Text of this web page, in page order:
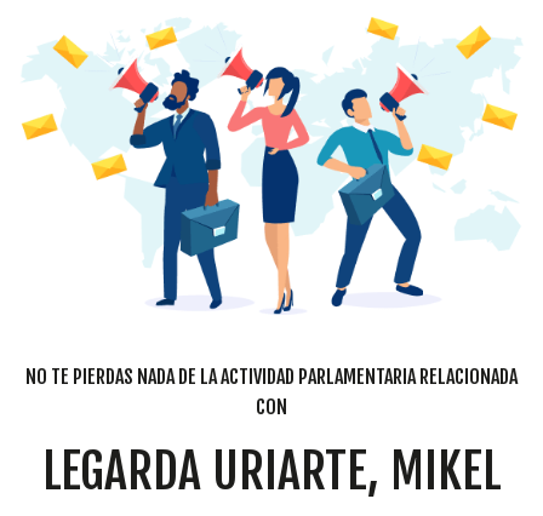
NO TE PIERDAS NADA DE LA ACTIVIDAD PARLAMENTARIA RELACIONADA
CON
LEGARDA URIARTE, MIKEL